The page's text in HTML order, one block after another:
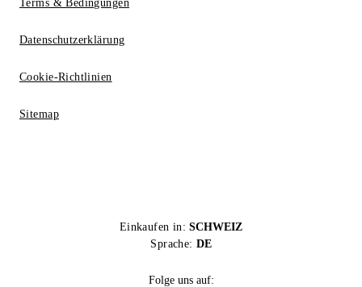
Terms & Bedingungen
Datenschutzerklärung
Cookie-Richtlinien
Sitemap
Einkaufen in: SCHWEIZ
Sprache: DE
Folge uns auf: